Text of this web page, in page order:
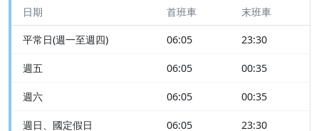
日期 首班車 末班車
平常日(週一至週四) 06:05 23:30
週五 06:05 00:35
週六 06:05 00:35
週日、國定假日 06:05 23:30